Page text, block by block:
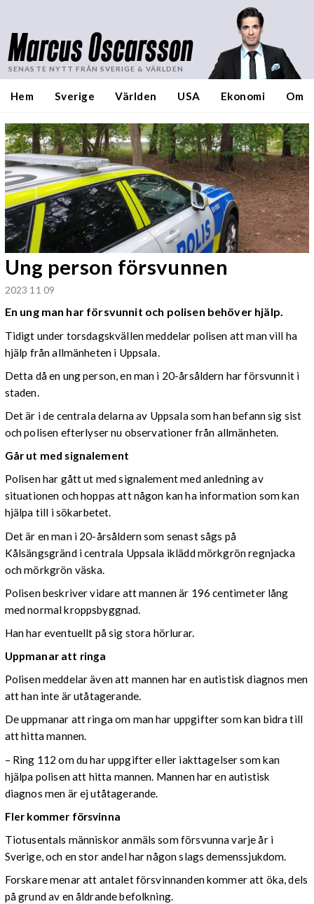
Marcus Oscarsson
SENASTE NYTT FRÅN SVERIGE & VÄRLDEN
Hem Sverige Världen USA Ekonomi Om
Ung person försvunnen
2023 11 09
En ung man har försvunnit och polisen behöver hjälp.
Tidigt under torsdagskvällen meddelar polisen att man vill ha
hjälp från allmänheten i Uppsala.
Detta då en ung person, en man i 20-årsåldern har försvunnit i
staden.
Det är i de centrala delarna av Uppsala som han befann sig sist
och polisen efterlyser nu observationer från allmänheten.
Går ut med signalement
Polisen har gått ut med signalement med anledning av
situationen och hoppas att någon kan ha information som kan
hjälpa till i sökarbetet.
Det är en man i 20-årsåldern som senast sågs på
Kålsängsgränd i centrala Uppsala iklädd mörkgrön regnjacka
och mörkgrön väska.
Polisen beskriver vidare att mannen är 196 centimeter lång
med normal kroppsbyggnad.
Han har eventuellt på sig stora hörlurar.
Uppmanar att ringa
Polisen meddelar även att mannen har en autistisk diagnos men
att han inte är utåtagerande.
De uppmanar att ringa om man har uppgifter som kan bidra till
att hitta mannen.
– Ring 112 om du har uppgifter eller iakttagelser som kan
hjälpa polisen att hitta mannen. Mannen har en autistisk
diagnos men är ej utåtagerande.
Fler kommer försvinna
Tiotusentals människor anmäls som försvunna varje år i
Sverige, och en stor andel har någon slags demenssjukdom.
Forskare menar att antalet försvinnanden kommer att öka, dels
på grund av en åldrande befolkning.